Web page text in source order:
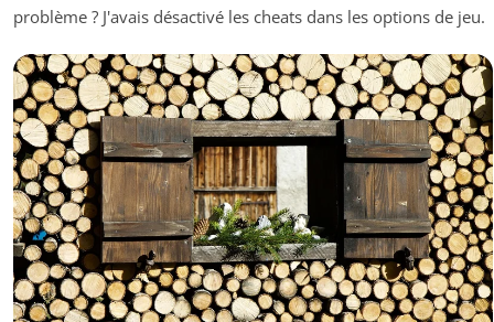
problème ? J'avais désactivé les cheats dans les options de jeu.